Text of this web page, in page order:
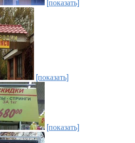
[показать]
[показать]